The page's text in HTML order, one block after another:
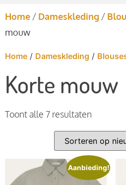
Home / Dameskleding /
mouw
Home / Dameskleding /
Korte mouw
Toont alle 7 resultaten
Aanbieding!